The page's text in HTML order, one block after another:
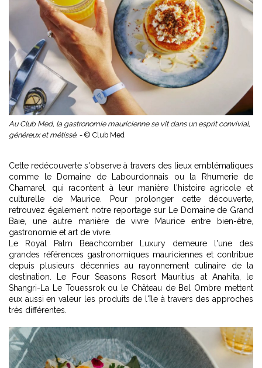
Au Club Med, la gastronomie mauricienne se vit dans un esprit convivial,
généreux et métissé. - © Club Med
Cette redécouverte s'observe à travers des lieux emblématiques
comme le Domaine de Labourdonnais ou la Rhumerie de
Chamarel, qui racontent à leur manière l'histoire agricole et
culturelle de Maurice. Pour prolonger cette découverte,
retrouvez également notre reportage sur
Le Domaine de Grand
Baie , une autre manière de vivre Maurice entre bien-être,
gastronomie et art de vivre.
Le Royal Palm Beachcomber Luxury demeure l'une des
grandes références gastronomiques mauriciennes et contribue
depuis plusieurs décennies au rayonnement culinaire de la
destination. Le Four Seasons Resort Mauritius at Anahita, le
Shangri-La Le Touessrok ou le Château de Bel Ombre mettent
eux aussi en valeur les produits de l'île à travers des approches
très différentes.